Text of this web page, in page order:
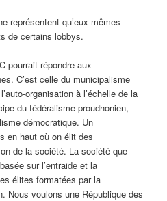
représentent qu’eux-mêmes
de certains lobbys.
pourrait répondre aux
C’est celle du municipalisme
organisation à l’échelle de la
du fédéralisme proudhonien,
démocratique. Un
en haut où on élit des
de la société. La société que
sur l’entraide et la
élites formatées par la
Nous voulons une République des